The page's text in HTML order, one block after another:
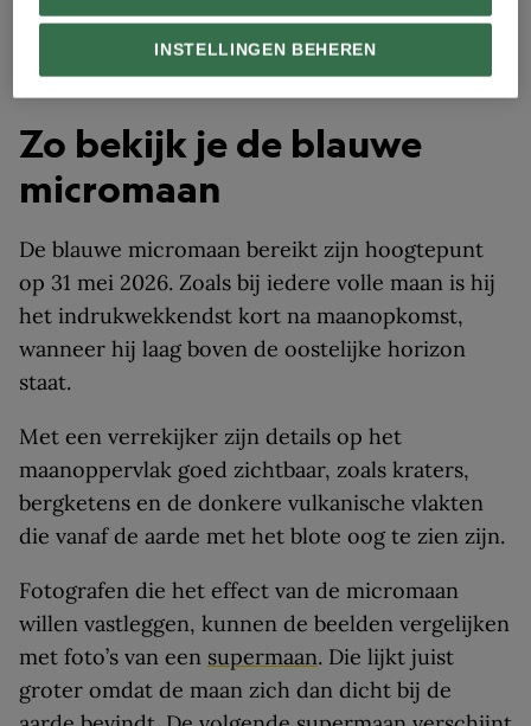
zullen het niet direct opmerken,’ zegt McGowan.
‘Maar oplettende waarnemers en fotografen
kunnen het verschil wel zien.’
Zo bekijk je de blauwe
micromaan
De blauwe micromaan bereikt zijn hoogtepunt
op 31 mei 2026. Zoals bij iedere volle maan is hij
het indrukwekkendst kort na maanopkomst,
wanneer hij laag boven de oostelijke horizon
staat.
Met een verrekijker zijn details op het
maanoppervlak goed zichtbaar, zoals kraters,
bergketens en de donkere vulkanische vlakten
die vanaf de aarde met het blote oog te zien zijn.
Fotografen die het effect van de micromaan
willen vastleggen, kunnen de beelden vergelijken
met foto’s van een supermaan. Die lijkt juist
groter omdat de maan zich dan dicht bij de
INSTELLINGEN BEHEREN